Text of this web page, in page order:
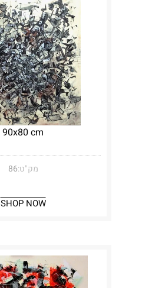
90x80 cm
מק"ט:86
SHOP NOW